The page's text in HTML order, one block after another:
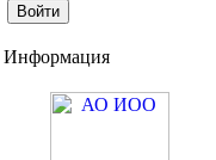
Информация